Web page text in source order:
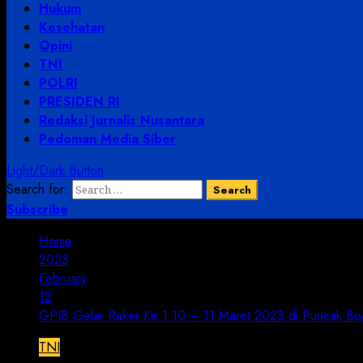
Hukum
Kesehatan
Opini
TNI
POLRI
PRESIDEN RI
Redaksi Jurnalis Nusantara
Pedoman Media Siber
Light/Dark Button
Search for:
Subscribe
Home
2023
February
12
GPIB Gelar Raker Ke 1 10 – 11 Maret 2023 di Puncak
TNI